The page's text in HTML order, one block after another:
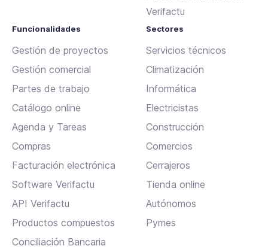
Verifactu
Funcionalidades
Gestión de proyectos
Gestión comercial
Partes de trabajo
Catálogo online
Agenda y Tareas
Compras
Facturación electrónica
Software Verifactu
API Verifactu
Productos compuestos
Conciliación Bancaria
Sectores
Servicios técnicos
Climatización
Informática
Electricistas
Construcción
Comercios
Cerrajeros
Tienda online
Autónomos
Pymes